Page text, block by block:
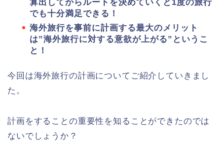
算出してからルートを決めていくと1度の旅行
でも十分満足できる！
海外旅行を事前に計画する最大のメリット
は”海外旅行に対する意欲が上がる”というこ
と！
今回は海外旅行の計画についてご紹介していきまし
た。
計画をすることの重要性を知ることができたのでは
ないでしょうか？